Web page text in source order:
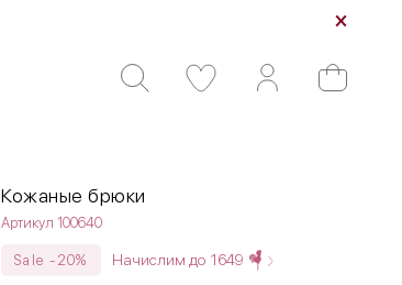
Кожаные брюки
Артикул 100640
Sale -20% Начислим до 1649